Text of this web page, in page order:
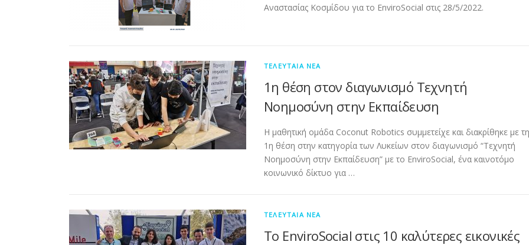
Αναστασίας Κοσμίδου για το EnviroSocial στις 28/5/2022.
ΤΕΛΕΥΤΑΊΑ ΝΈΑ
1η θέση στον διαγωνισμό Τεχνητή
Νοημοσύνη στην Εκπαίδευση
Η μαθητική ομάδα Coconut Robotics συμμετείχε και διακρίθηκε με
1η θέση στην κατηγορία των Λυκείων στον διαγωνισμό “Τεχνητή
Νοημοσύνη στην Εκπαίδευση” με το EnviroSocial, ένα καινοτόμο
κοινωνικό δίκτυο για …
ΤΕΛΕΥΤΑΊΑ ΝΈΑ
Το EnviroSocial στις 10 καλύτερες εικονικές